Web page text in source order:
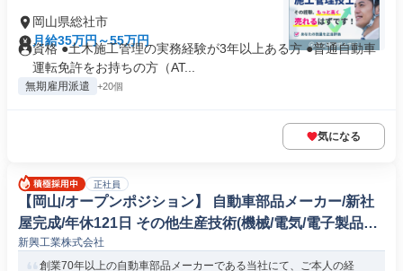
岡山県総社市
月給35万円～55万円
資格 ●土木施工管理の実務経験が3年以上ある方 ●普通自動車
運転免許をお持ちの方（AT...
無期雇用派遣 +20個
気になる
正社員
【岡山/オープンポジション】 自動車部品メーカー/新社
屋完成/年休121日 その他生産技術(機械/電気/電子製品専
門職)
新興工業株式会社
創業70年以上の自動車部品メーカーである当社にて、ご本人の経